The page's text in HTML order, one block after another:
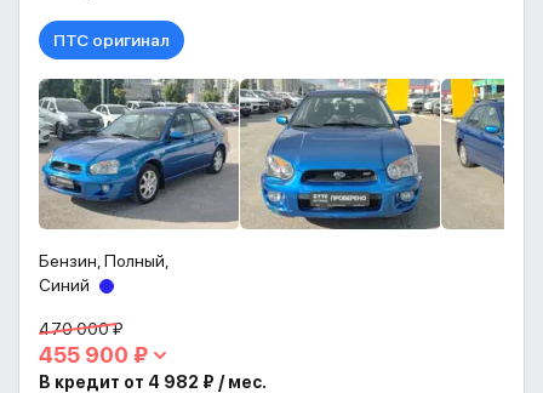
ПТС оригинал
Бензин, Полный,
Синий
470 000 ₽
455 900 ₽
В кредит от 4 982 ₽ / мес.